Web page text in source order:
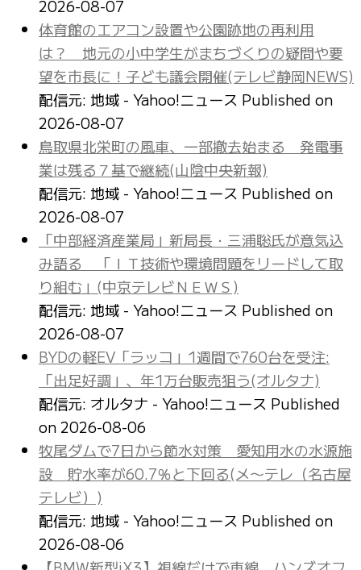
2026-08-07
体育館のエアコン設置や公園跡地の再利用
は？ 地元の小中学生がまちづくりの疑問や要
望を市長に！子ども議会開催(テレビ静岡NEWS)
配信元: 地域 - Yahoo!ニュース Published on
2026-08-07
鳥取県北栄町の風車、一部撤去始まる 発電事
業は残る７基で継続(山陰中央新報)
配信元: 地域 - Yahoo!ニュース Published on
2026-08-07
「中部経済産業局」新局長・三浦聡氏が意気込
み語る 「ＩＴ技術や環境問題をリードして取
り組む」(中京テレビＮＥＷＳ)
配信元: 地域 - Yahoo!ニュース Published on
2026-08-07
BYDの軽EV「ラッコ」1週間で760台を受注:
「出足好調」、年1万台販売狙う(オルタナ)
配信元: オルタナ - Yahoo!ニュース Published
on 2026-08-06
牧尾ダムで7日から節水対策 愛知用水の水源施
設 貯水率が60.7％と下回る(メ〜テレ（名古屋
テレビ）)
配信元: 地域 - Yahoo!ニュース Published on
2026-08-06